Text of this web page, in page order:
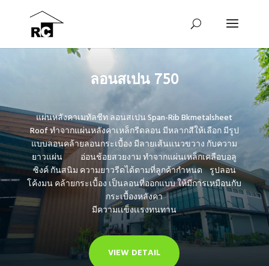
ลอนสเปน 750
แผ่นหลังคาเมทัลชีท ลอนสเปน Span-Rib Bkmetalsheet
Roof ทำจากแผ่นหลังคาเหล็กรีดลอน มีหลากสีให้เลือก มีรูป
แบบลอนคล้ายลอนกระเบื้อง มีลายเส้นแนวขวาง กับความ
ยาวแผ่น อ่อนช้อยสวยงาม ทำจากแผ่นเหล็กเคลือบอลู
ซิงค์ กันสนิม ความยาวรีดได้ตามที่ลูกค้ากำหนด รูปลอน
โค้งมน คล้ายกระเบื้อง เป็นลอนที่ออกแบบ ให้มีการเหมือนกับ
กระเบื้องหลังคา
มีความเเข็งเเรงทนทาน
VIEW DETAIL